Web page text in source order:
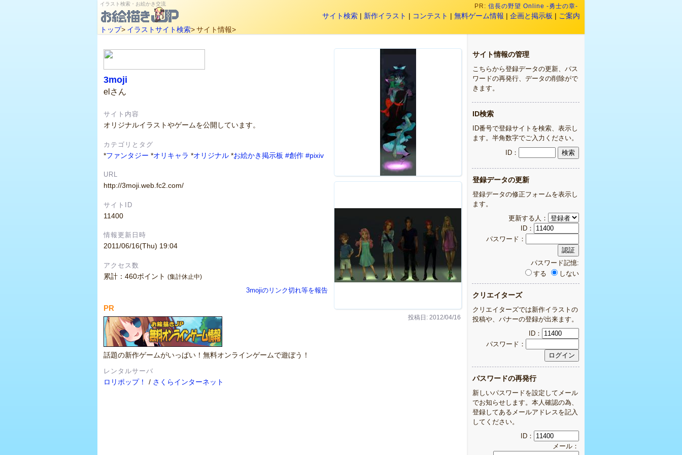
イラスト検索・お絵かき交流 PR: 信長の野望 Online -勇士の章-
サイト検索 | 新作イラスト | コンテスト | 無料ゲーム情報 | 企画と掲示板 | ご案内
トップ> イラストサイト検索>サイト情報>
投稿日: 2012/04/16
3moji
elさん
サイト内容
オリジナルイラストやゲームを公開しています。
カテゴリとタグ
*ファンタジー *オリキャラ *オリジナル *お絵かき掲示板 #創作 #pixiv
URL
http://3moji.web.fc2.com/
サイトID
11400
情報更新日時
2011/06/16(Thu) 19:04
アクセス数
累計：460ポイント (集計休止中)
3mojiのリンク切れ等を報告
PR
話題の新作ゲームがいっぱい！無料オンラインゲームで遊ぼう！
レンタルサーバ
ロリポップ！ / さくらインターネット
サイト情報の管理
こちらから登録データの更新、パス
ワードの再発行、データの削除がで
きます。
ID検索
ID番号で登録サイトを検索、表示し
ます。半角数字でご入力ください。
ID：
登録データの更新
登録データの修正フォームを表示し
ます。
更新する人：
ID：
パスワード：
パスワード記憶:
する
しない
クリエイターズ
クリエイターズでは新作イラストの
投稿や、バナーの登録が出来ます。
ID：
パスワード：
パスワードの再発行
新しいパスワードを設定してメール
でお知らせします。本人確認の為、
登録してあるメールアドレスを記入
してください。
ID：
メール：